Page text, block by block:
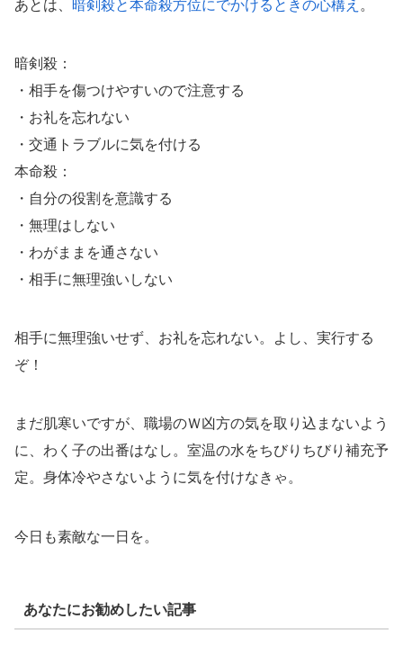
あとは、 暗剣殺と本命殺方位にでかけるときの心構え 。
暗剣殺：
・相手を傷つけやすいので注意する
・お礼を忘れない
・交通トラブルに気を付ける
本命殺：
・自分の役割を意識する
・無理はしない
・わがままを通さない
・相手に無理強いしない
相手に無理強いせず、お礼を忘れない。よし、実行する
ぞ！
まだ肌寒いですが、職場のＷ凶方の気を取り込まないよう
に、わく子の出番はなし。室温の水をちびりちびり補充予
定。身体冷やさないように気を付けなきゃ。
今日も素敵な一日を。
あなたにお勧めしたい記事